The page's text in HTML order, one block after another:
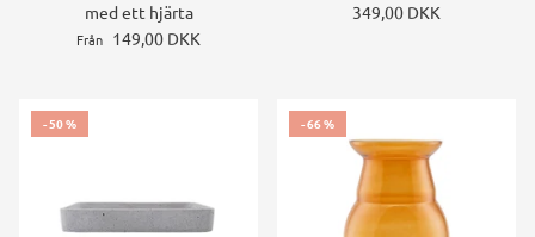
med ett hjärta
Från 149,00 DKK
349,00 DKK
- 50 % - 66 %